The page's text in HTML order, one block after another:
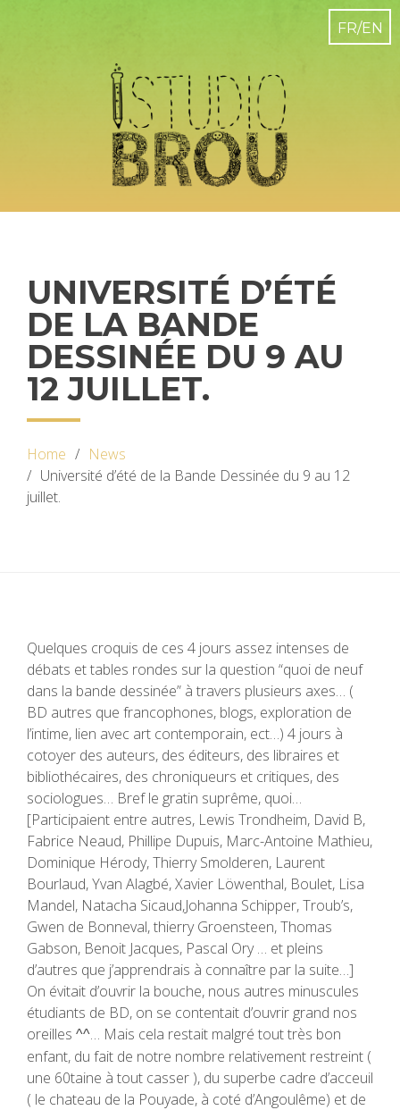
UNIVERSITÉ D’ÉTÉ
DE LA BANDE
DESSINÉE DU 9 AU
12 JUILLET.
Home
News
Université d’été de la Bande Dessinée du 9 au 12
juillet.
Quelques croquis de ces 4 jours assez intenses de
débats et tables rondes sur la question “quoi de neuf
dans la bande dessinée” à travers plusieurs axes… (
BD autres que francophones, blogs, exploration de
l’intime, lien avec art contemporain, ect…) 4 jours à
cotoyer des auteurs, des éditeurs, des libraires et
bibliothécaires, des chroniqueurs et critiques, des
sociologues… Bref le gratin suprême, quoi…
[Participaient entre autres, Lewis Trondheim, David B,
Fabrice Neaud, Phillipe Dupuis, Marc-Antoine Mathieu,
Dominique Hérody, Thierry Smolderen, Laurent
Bourlaud, Yvan Alagbé, Xavier Löwenthal, Boulet, Lisa
Mandel, Natacha Sicaud,Johanna Schipper, Troub’s,
Gwen de Bonneval, thierry Groensteen, Thomas
Gabson, Benoit Jacques, Pascal Ory … et pleins
d’autres que j’apprendrais à connaître par la suite…]
On évitait d’ouvrir la bouche, nous autres minuscules
étudiants de BD, on se contentait d’ouvrir grand nos
oreilles ^^… Mais cela restait malgré tout très bon
enfant, du fait de notre nombre relativement restreint (
une 60taine à tout casser ), du superbe cadre d’acceuil
( le chateau de la Pouyade, à coté d’Angoulême) et de